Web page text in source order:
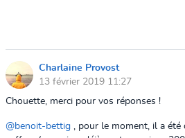
Charlaine Provost
13 février 2019 11:27
Chouette, merci pour vos réponses !
@benoit-bettig
, pour le moment, il a